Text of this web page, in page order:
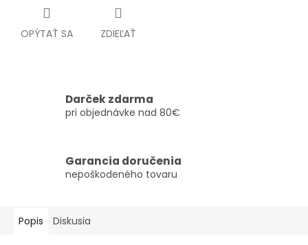
OPÝTAŤ SA ZDIEĽAŤ
Darček zdarma
pri objednávke nad 80€
Garancia doručenia
nepoškodeného tovaru
Popis Diskusia